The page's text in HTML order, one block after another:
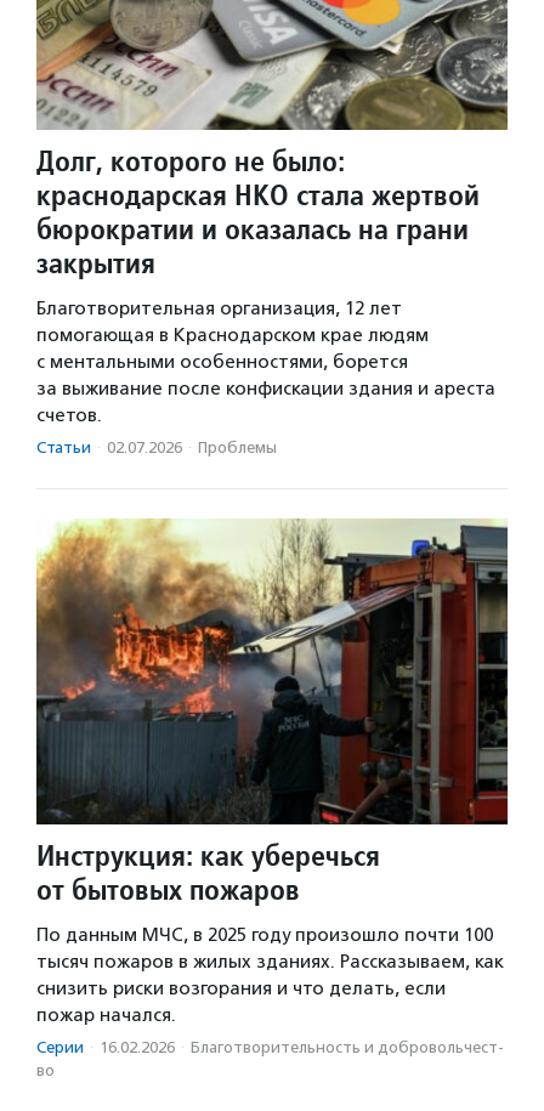
Долг, которого не было:
краснодарская НКО стала жертвой
бюрократии и оказалась на грани
закрытия
Благотворительная организация, 12 лет
помогающая в Краснодарском крае людям
с ментальными особенностями, борется
за выживание после конфискации здания и ареста
счетов.
Статьи · 02.07.2026 · Проблемы
Инструкция: как уберечься
от бытовых пожаров
По данным МЧС, в 2025 году произошло почти 100
тысяч пожаров в жилых зданиях. Рассказываем, как
снизить риски возгорания и что делать, если
пожар начался.
Серии · 16.02.2026 · Благотвори­тель­ность и доброволь­чест­
во